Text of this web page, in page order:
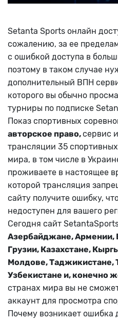
Setanta Sports онлайн
сожалению, за ее
с ошибкой доступа в
поэтому в таком случае
дополнительный ВПН
которого вы обычно
турниры по подписке
Показ спортивных
авторское право,сервис
трансляции 35
мира, в том числе в
проживаете в настоящее
которой трансляция
сайту получите ошибку,
недоступен для вашего
Сегодня сайт
Азербайджане, Армении,
Грузии, Казахстане,
Молдове, Таджикистане,
Узбекистане и, конечно
странах мира вы не
аккаунт для просмотра
Почему возникает ошибка